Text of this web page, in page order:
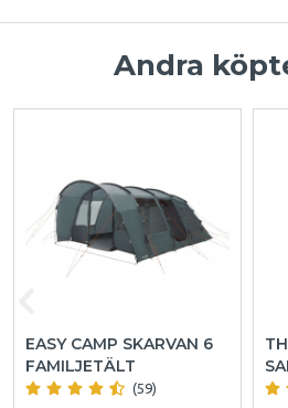
Andra
EASY CAMP SKARVAN 6
FAMILJETÄLT
(59)